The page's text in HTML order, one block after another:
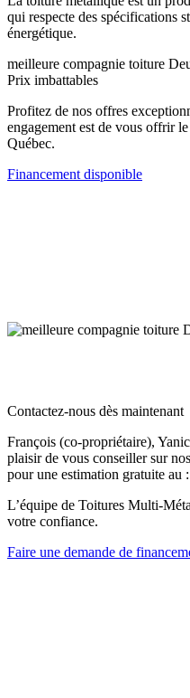
qui respecte des spécifications
énergétique.
meilleure compagnie toiture
Prix imbattables
Profitez de nos offres
engagement est de vous offrir
Québec.
Financement disponible
Contactez-nous dès maintenant
François (co-propriétaire),
plaisir de vous conseiller sur
pour une estimation gratuite au
L’équipe de Toitures Multi-
votre confiance.
Faire une demande de